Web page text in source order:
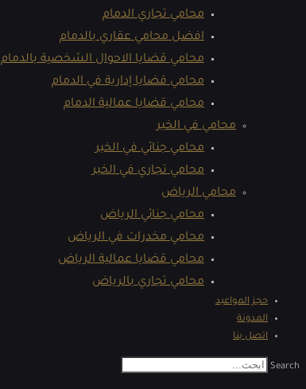
محامي تجاري الدمام
افضل محامي عقاري بالدمام
محامي قضايا الاحوال الشخصية بالدمام
محامي قضايا إدارية في الدمام
محامي قضايا عمالية الدمام
محامي في الخبر
محامي جنائي في الخبر
محامي تجاري في الخبر
محامي الرياض
محامي جنائي الرياض
محامي مخدرات في الرياض
محامي قضايا عمالية الرياض
محامي تجاري بالرياض
حجز المواعيد
المدونة
اتصل بنا
Search